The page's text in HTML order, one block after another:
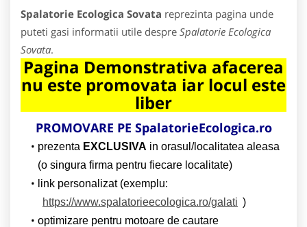
Spalatorie Ecologica Sovata reprezinta pagina unde
puteti gasi informatii utile despre Spalatorie Ecologica
Sovata.
Pagina Demonstrativa afacerea
nu este promovata iar locul este
liber
PROMOVARE PE SpalatorieEcologica.ro
prezenta EXCLUSIVA in orasul/localitatea aleasa
(o singura firma pentru fiecare localitate)
link personalizat (exemplu:
https://www.spalatorieecologica.ro/galati )
optimizare pentru motoare de cautare